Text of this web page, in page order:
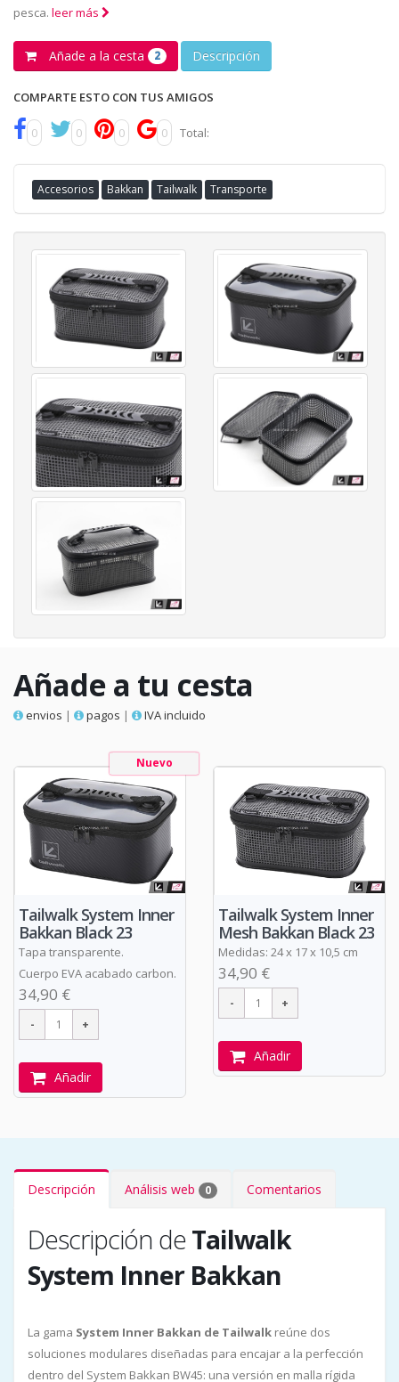
pesca. leer más
Añade a la cesta 2 Descripción
COMPARTE ESTO CON TUS AMIGOS
0 0 0 0 Total:
Accesorios Bakkan Tailwalk Transporte
Añade a tu cesta
envios | pagos | IVA incluido
Nuevo
Tailwalk System Inner
Bakkan Black 23
Tapa transparente.
Cuerpo EVA acabado carbon.
34,90 €
Añadir
Tailwalk System Inner
Mesh Bakkan Black 23
Medidas: 24 x 17 x 10,5 cm
34,90 €
Añadir
Descripción Análisis web 0 Comentarios
Descripción deTailwalk
System Inner Bakkan
La gama System Inner Bakkan de Tailwalk reúne dos
soluciones modulares diseñadas para encajar a la perfección
dentro del System Bakkan BW45: una versión en malla rígida